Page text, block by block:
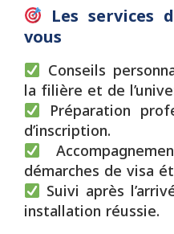
Les services
vous
Conseils
la filière et de
Préparation
d’inscription.
démarches de visa
Suivi après
installation réussie.